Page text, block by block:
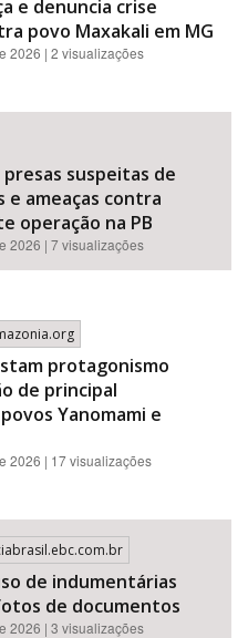
e denuncia crise
povo Maxakali em MG
2026 | 2 visualizações
presas suspeitas de
ameaças contra
operação na PB
2026 | 7 visualizações
protagonismo
de principal
Yanomami e
2026 | 17 visualizações
de indumentárias
de documentos
2026 | 3 visualizações